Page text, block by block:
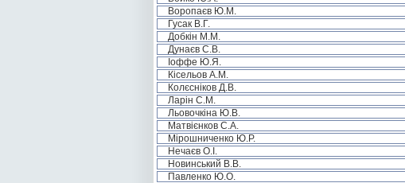
Воропаєв Ю.М.
Гусак В.Г.
Добкін М.М.
Дунаєв С.В.
Іоффе Ю.Я.
Кісельов А.М.
Колєсніков Д.В.
Ларін С.М.
Льовочкіна Ю.В.
Матвієнков С.А.
Мірошниченко Ю.Р.
Нечаєв О.І.
Новинський В.В.
Павленко Ю.О.